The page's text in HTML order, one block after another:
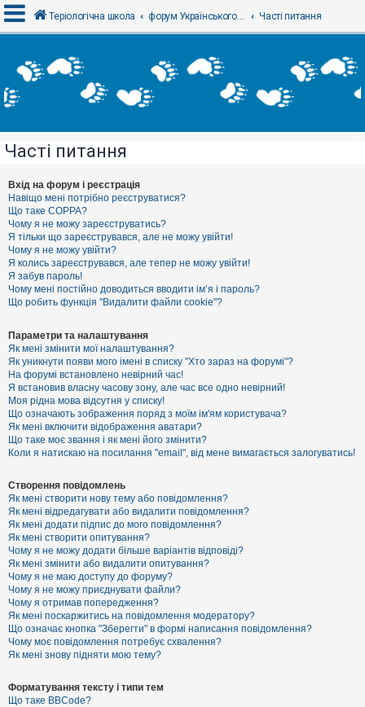
х
і
Р
є
с
т
р
а
ц
і
я
Т
м
и
б
е
з
в
і
д
п
о
в
і
е
й
А
к
т
и
в
н
і
т
е
м
и
П
Теріологічна школа форум Українського теріологічного товариства Часті питання
Часті питання
Вхід на форум і реєстрація
Навіщо мені потрібно реєструватися?
Що таке COPPA?
Чому я не можу зареєструватись?
Я тільки що зареєструвався, але не можу увійти!
Чому я не можу увійти?
Я колись зареєструвався, але тепер не можу увійти!
Я забув пароль!
Чому мені постійно доводиться вводити ім’я і пароль?
Що робить функція "Видалити файли cookie"?
Параметри та налаштування
Як мені змінити мої налаштування?
Як уникнути появи мого імені в списку "Хто зараз на форумі"?
На форумі встановлено невірний час!
Я встановив власну часову зону, але час все одно невірний!
Моя рідна мова відсутня у списку!
Що означають зображення поряд з моїм ім'ям користувача?
Як мені включити відображення аватари?
Що таке моє звання і як мені його змінити?
Коли я натискаю на посилання "email", від мене вимагається залогуватись!
Створення повідомлень
Як мені створити нову тему або повідомлення?
Як мені відредагувати або видалити повідомлення?
Як мені додати підпис до мого повідомлення?
Як мені створити опитування?
Чому я не можу додати більше варіантів відповіді?
Як мені змінити або видалити опитування?
Чому я не маю доступу до форуму?
Чому я не можу приєднувати файли?
Чому я отримав попередження?
Як мені поскаржитись на повідомлення модератору?
Що означає кнопка "Зберегти" в формі написання повідомлення?
Чому моє повідомлення потребує схвалення?
Як мені знову підняти мою тему?
Форматування тексту і типи тем
Що таке BBCode?